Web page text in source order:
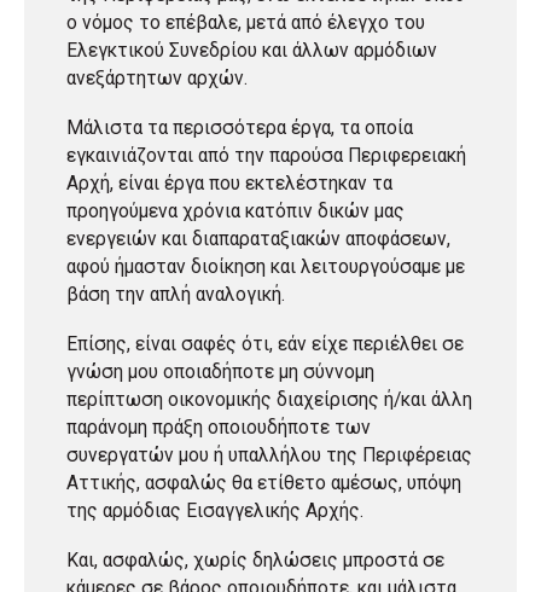
ο νόμος το επέβαλε, μετά από έλεγχο του
Ελεγκτικού Συνεδρίου και άλλων αρμόδιων
ανεξάρτητων αρχών.
Μάλιστα τα περισσότερα έργα, τα οποία
εγκαινιάζονται από την παρούσα Περιφερειακή
Αρχή, είναι έργα που εκτελέστηκαν τα
προηγούμενα χρόνια κατόπιν δικών μας
ενεργειών και διαπαραταξιακών αποφάσεων,
αφού ήμασταν διοίκηση και λειτουργούσαμε με
βάση την απλή αναλογική.
Επίσης, είναι σαφές ότι, εάν είχε περιέλθει σε
γνώση μου οποιαδήποτε μη σύννομη
περίπτωση οικονομικής διαχείρισης ή/και άλλη
παράνομη πράξη οποιουδήποτε των
συνεργατών μου ή υπαλλήλου της Περιφέρειας
Αττικής, ασφαλώς θα ετίθετο αμέσως, υπόψη
της αρμόδιας Εισαγγελικής Αρχής.
Και, ασφαλώς, χωρίς δηλώσεις μπροστά σε